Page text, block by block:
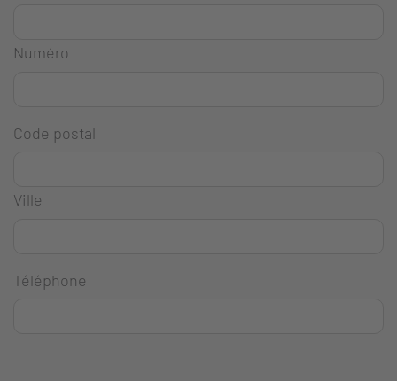
Numéro
Code postal
Ville
Téléphone